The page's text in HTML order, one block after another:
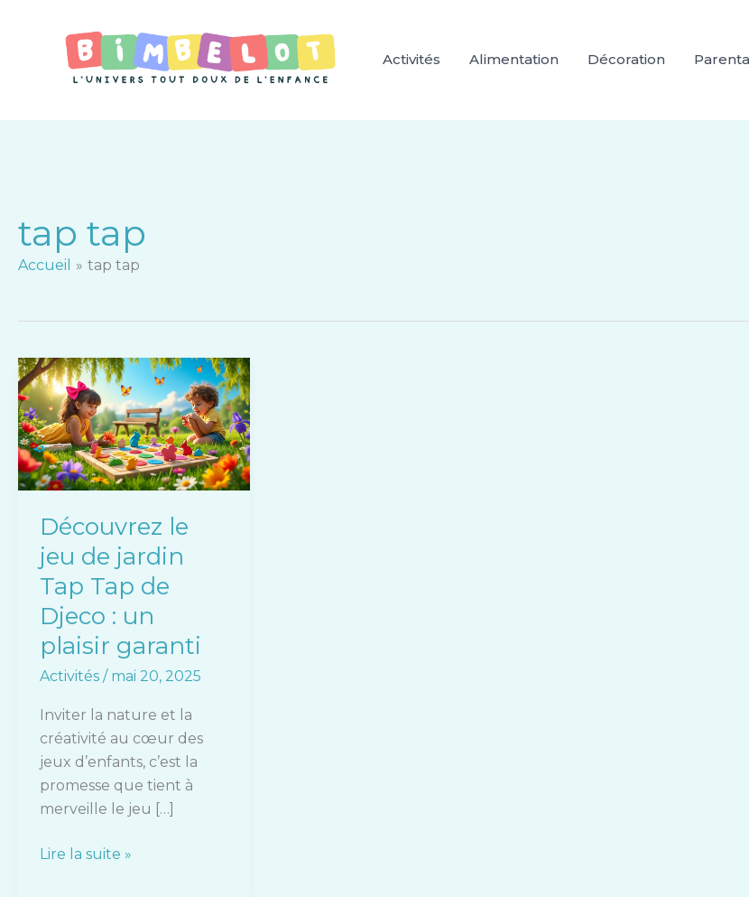
Activités Alimentation Décoration
tap tap
Accueil tap tap
Découvrez le
jeu de jardin
Tap Tap de
Djeco : un
plaisir garanti
Activités / mai 20, 2025
Inviter la nature et la
créativité au cœur des
jeux d’enfants, c’est la
promesse que tient à
merveille le jeu […]
Découvrez
le
jeu
de
jardin
Tap
de
Djeco
:
plaisir
garanti
Lire la suite »